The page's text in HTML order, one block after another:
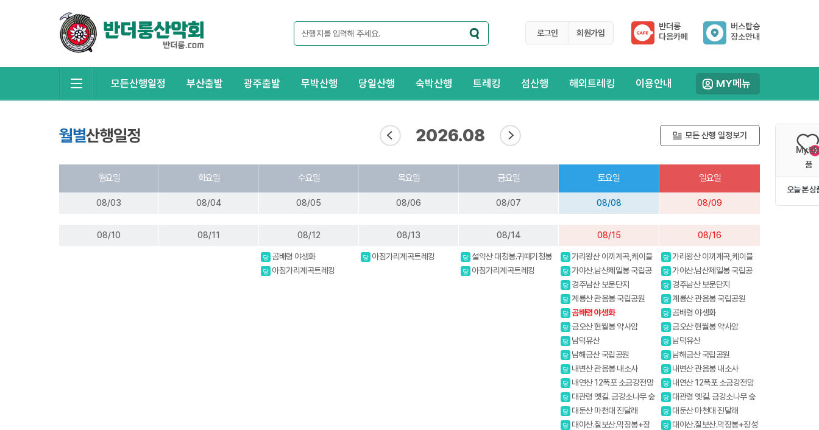
로그인 회원가입
반더룽
다음카페
버스탑승
장소안내
모든산행일정 부산출발 광주출발 무박산행 당일산행 숙박산행 트레킹 섬산행 해외트레킹 이용안내 MY메뉴
0
My찜
품
오늘 본 상
월별산행일정 2026.08 모든 산행 일정보기
월요일 화요일 수요일 목요일 금요일 토요일 일요일
08/03 08/04 08/05 08/06 08/07 08/08 08/09
08/10 08/11 08/12
당 곰배령 야생화
당 아침가리계곡트레킹
08/13
당 아침가리계곡트레킹
08/14
당 설악산 대청봉.귀때기청봉
진달래.흘림골 강원20대명산
당 아침가리계곡트레킹
08/15
당 가리왕산 이끼계곡,케이블
카(여행코스)
당 가야산.남산제일봉 국립공
원
당 경주남산 보문단지
당 계룡산 관음봉 국립공원
당 곰배령 야생화
당 금오산 현월봉 약사암
당 남덕유산
당 남해금산 국립공원
당 내변산 관음봉 내소사
당 내연산 12폭포 소금강전망
대
당 대관령 옛길. 금강소나무 숲
길
당 대둔산 마천대 진달래
당 대야산.칠보산.막장봉+장
08/16
당 가리왕산 이끼계곡,케이블
카(여행코스)
당 가야산.남산제일봉 국립공
원
당 경주남산 보문단지
당 계룡산 관음봉 국립공원
당 곰배령 야생화
당 금오산 현월봉 약사암
당 남덕유산
당 남해금산 국립공원
당 내변산 관음봉 내소사
당 내연산 12폭포 소금강전망
대
당 대관령 옛길. 금강소나무 숲
길
당 대둔산 마천대 진달래
당 대야산.칠보산.막장봉+장성